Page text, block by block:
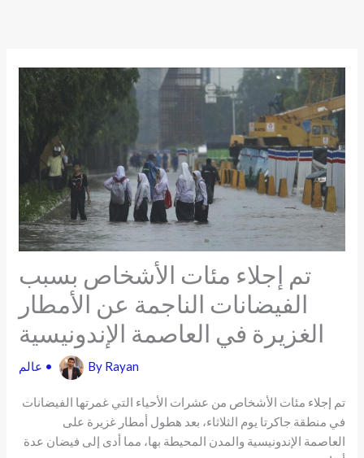
تم إجلاء مئات الأشخاص بسبب
الفيضانات الناجمة عن الأمطار
الغزيرة في العاصمة الإندونيسية
عالم • By Rayan
تم إجلاء مئات الأشخاص من عشرات الأحياء التي غمرتها الفيضانات
في منطقة جاكرتا يوم الثلاثاء، بعد هطول أمطار غزيرة على
العاصمة الإندونيسية والمدن المحيطة بها، مما أدى إلى فيضان عدة